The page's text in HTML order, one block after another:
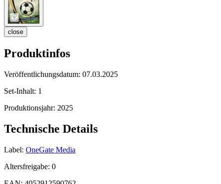
close
Produktinfos
Veröffentlichungsdatum: 07.03.2025
Set-Inhalt: 1
Produktionsjahr: 2025
Technische Details
Label: OneGate Media
Altersfreigabe: 0